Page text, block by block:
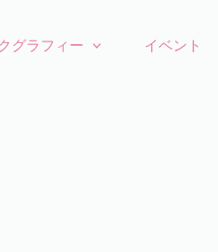
グラフィー イベント